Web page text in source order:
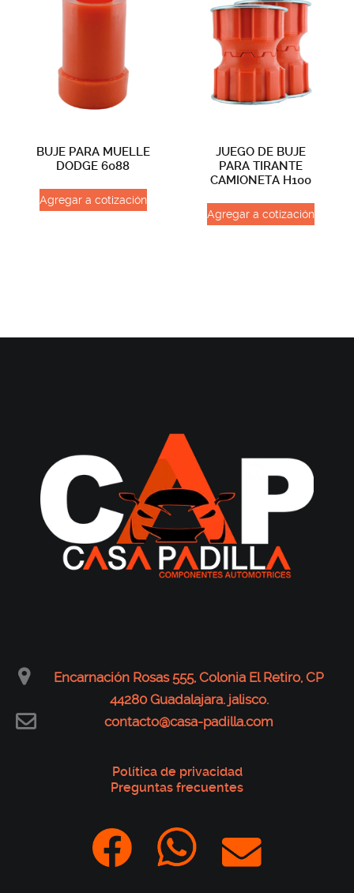
BUJE PARA MUELLE
DODGE 6088
Agregar a cotización
JUEGO DE BUJE
PARA TIRANTE
CAMIONETA H100
Agregar a cotización
Encarnación Rosas 555, Colonia El Retiro, CP
44280 Guadalajara. jalisco.
contacto@casa-padilla.com
Política de privacidad
Preguntas frecuentes